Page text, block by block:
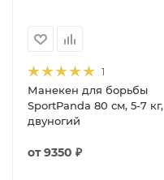
1
Манекен для борьбы
SportPanda 80 см, 5-7 кг,
двуногий
от9350 ₽